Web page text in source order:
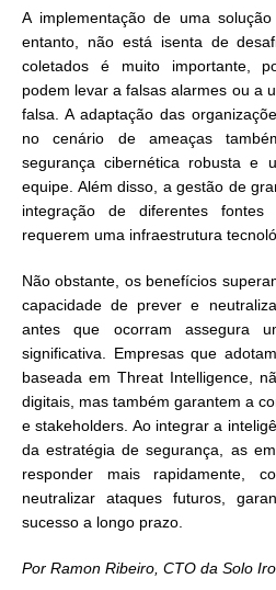
A implementação de uma
entanto, não está isenta de
coletados é muito importante,
podem levar a falsas alarmes ou a
falsa. A adaptação das
no cenário de ameaças
segurança cibernética robusta e
equipe. Além disso, a gestão de
integração de diferentes
requerem uma infraestrutura
Não obstante, os benefícios
capacidade de prever e
antes que ocorram assegura
significativa. Empresas que
baseada em Threat Intelligence,
digitais, mas também garantem a
e stakeholders. Ao integrar a
da estratégia de segurança, as
responder mais rapidamente,
neutralizar ataques futuros,
sucesso a longo prazo.
Por Ramon Ribeiro, CTO da Solo